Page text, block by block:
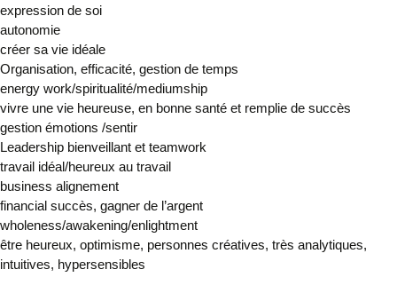
expression de soi
autonomie
créer sa vie idéale
Organisation, efficacité, gestion de temps
energy work/spiritualité/mediumship
vivre une vie heureuse, en bonne santé et remplie de succès
gestion émotions /sentir
Leadership bienveillant et teamwork
travail idéal/heureux au travail
business alignement
financial succès, gagner de l’argent
wholeness/awakening/enlightment
être heureux, optimisme, personnes créatives, très analytiques,
intuitives, hypersensibles